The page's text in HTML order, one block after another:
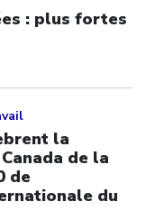
: plus fortes
la
de la
de
du